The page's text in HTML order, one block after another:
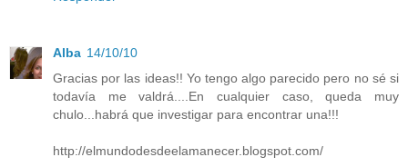
Alba 14/10/10
Gracias por las ideas!! Yo tengo algo parecido pero no sé si
todavía me valdrá....En cualquier caso, queda muy
chulo...habrá que investigar para encontrar una!!!
http://elmundodesdeelamanecer.blogspot.com/